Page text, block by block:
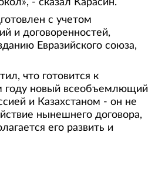
- сказал Карасин.
с учетом
и договоренностей,
Евразийского союза,
что готовится к
году новый всеобъемлющий
и Казахстаном - он не
нынешнего договора,
его развить и